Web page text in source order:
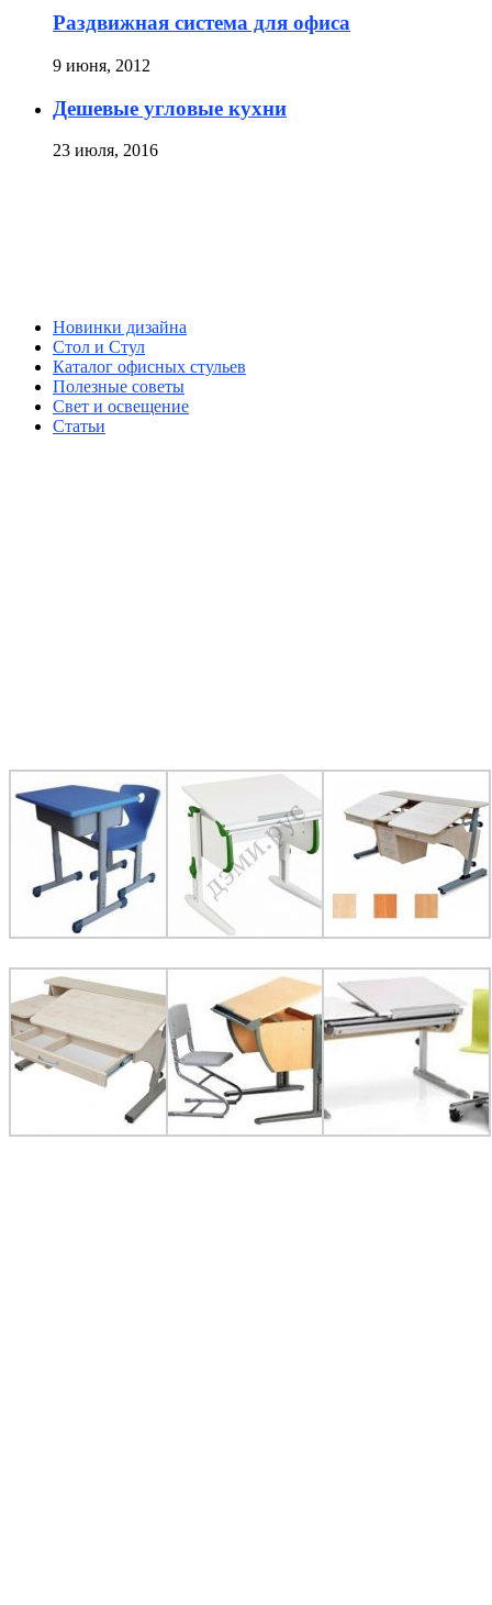
Раздвижная система для офиса
9 июня, 2012
Дешевые угловые кухни
23 июля, 2016
Новинки дизайна
Стол и Стул
Каталог офисных стульев
Полезные советы
Свет и освещение
Статьи